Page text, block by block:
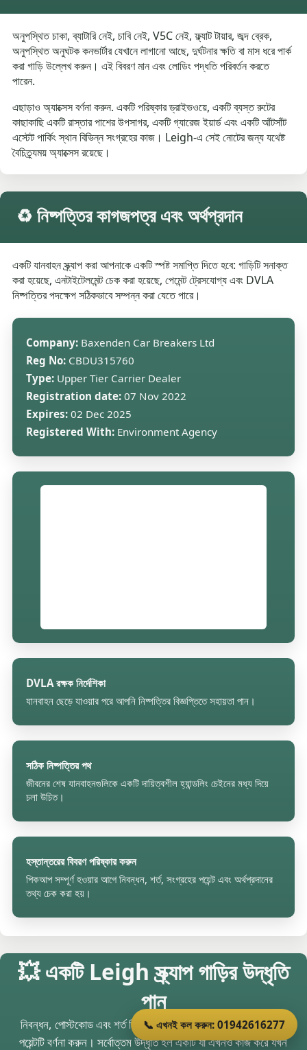
অনুপস্থিত চাকা, ব্যাটারি নেই, চাবি নেই, V5C নেই, ফ্ল্যাট টায়ার, জব্দ ব্রেক,
অনুপস্থিত অনুঘটক কনভার্টার যেখানে লাগানো আছে, দুর্ঘটনার ক্ষতি বা মাস ধরে পার্ক
করা গাড়ি উল্লেখ করুন। এই বিবরণ মান এবং লোডিং পদ্ধতি পরিবর্তন করতে
পারেন.
এছাড়াও অ্যাক্সেস বর্ণনা করুন. একটি পরিষ্কার ড্রাইভওয়ে, একটি ব্যস্ত রুটের
কাছাকাছি একটি রাস্তার পাশের উপসাগর, একটি গ্যারেজ ইয়ার্ড এবং একটি আঁটসাঁট
এস্টেট পার্কিং স্থান বিভিন্ন সংগ্রহের কাজ। Leigh-এ সেই নোটের জন্য যথেষ্ট
বৈচিত্র্যময় অ্যাক্সেস রয়েছে।
♻️ নিষ্পত্তির কাগজপত্র এবং অর্থপ্রদান
একটি যানবাহন স্ক্র্যাপ করা আপনাকে একটি স্পষ্ট সমাপ্তি দিতে হবে: গাড়িটি সনাক্ত
করা হয়েছে, এনটাইটেলমেন্ট চেক করা হয়েছে, পেমেন্ট ট্রেসযোগ্য এবং DVLA
নিষ্পত্তির পদক্ষেপ সঠিকভাবে সম্পন্ন করা যেতে পারে।
Company: Baxenden Car Breakers Ltd
Reg No: CBDU315760
Type: Upper Tier Carrier Dealer
Registration date: 07 Nov 2022
Expires: 02 Dec 2025
Registered With: Environment Agency
DVLA রক্ষক নির্দেশিকা
যানবাহন ছেড়ে যাওয়ার পরে আপনি নিষ্পত্তির বিজ্ঞপ্তিতে সহায়তা পান।
সঠিক নিষ্পত্তির পথ
জীবনের শেষ যানবাহনগুলিকে একটি দায়িত্বশীল হ্যান্ডলিং চেইনের মধ্য দিয়ে
চলা উচিত।
হস্তান্তরের বিবরণ পরিষ্কার করুন
পিকআপ সম্পূর্ণ হওয়ার আগে নিবন্ধন, শর্ত, সংগ্রহের পয়েন্ট এবং অর্থপ্রদানের
তথ্য চেক করা হয়।
💥 একটি Leigh স্ক্র্যাপ গাড়ির উদ্ধৃতি
পান
নিবন্ধন, পোস্টকোড এবং শর্ত লিখুন, তারপর Wigan এর কাছে সংগ্রহের
পয়েন্টটি বর্ণনা করুন। সর্বোত্তম উদ্ধৃতি হল একটি যা এখনও কাজ করে যখন
📞 এখনই কল করুন: 01942616277